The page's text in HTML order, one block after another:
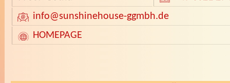
info@sunshinehouse-ggmbh.de
HOMEPAGE